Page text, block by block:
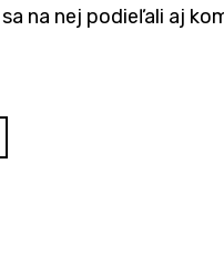
na nej podieľali aj